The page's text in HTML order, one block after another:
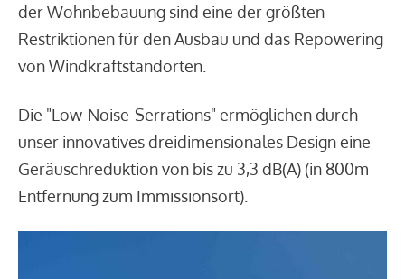
der Wohnbebauung sind eine der größten
Restriktionen für den Ausbau und das Repowering
von Windkraftstandorten.
Die "Low-Noise-Serrations" ermöglichen durch
unser innovatives dreidimensionales Design eine
Geräuschreduktion von bis zu 3,3 dB(A) (in 800m
Entfernung zum Immissionsort).